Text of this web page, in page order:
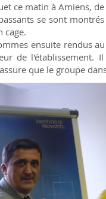
ce matin à Amiens,
se sont
cage.
ensuite rendus
de l'établissement.
que le groupe